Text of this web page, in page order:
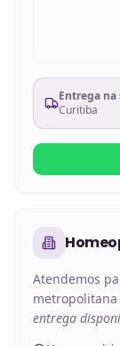
Entrega na
Curitiba
Atendemos
metropolitana
entrega